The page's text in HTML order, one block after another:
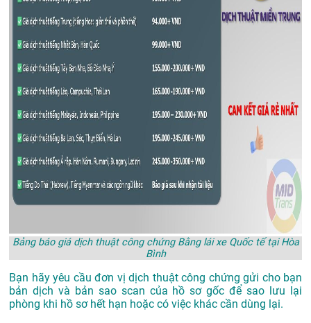
Bảng báo giá dịch thuật công chứng Bằng lái xe Quốc tế tại Hòa
Bình
Bạn hãy yêu cầu đơn vị dịch thuật công chứng gửi cho bạn
bản dịch và bản sao scan của hồ sơ gốc để sao lưu lại
phòng khi hồ sơ hết hạn hoặc có việc khác cần dùng lại.